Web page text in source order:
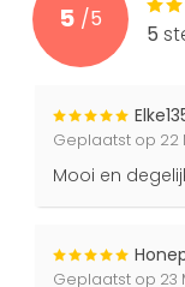
5 /5
5
Geplaatst op 22
Mooi en
Geplaatst op 23